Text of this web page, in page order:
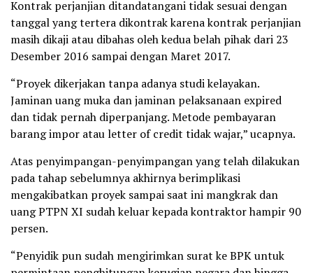
Kontrak perjanjian ditandatangani tidak sesuai dengan
tanggal yang tertera dikontrak karena kontrak perjanjian
masih dikaji atau dibahas oleh kedua belah pihak dari 23
Desember 2016 sampai dengan Maret 2017.
“Proyek dikerjakan tanpa adanya studi kelayakan.
Jaminan uang muka dan jaminan pelaksanaan expired
dan tidak pernah diperpanjang. Metode pembayaran
barang impor atau letter of credit tidak wajar,” ucapnya.
Atas penyimpangan-penyimpangan yang telah dilakukan
pada tahap sebelumnya akhirnya berimplikasi
mengakibatkan proyek sampai saat ini mangkrak dan
uang PTPN XI sudah keluar kepada kontraktor hampir 90
persen.
“Penyidik pun sudah mengirimkan surat ke BPK untuk